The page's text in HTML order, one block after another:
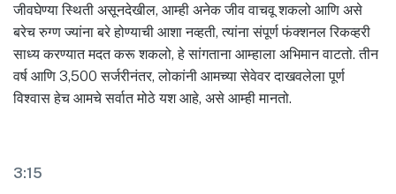
जीवघेण्या स्थिती असूनदेखील, आम्ही अनेक जीव वाचवू शकलो आणि असे
बरेच रुग्ण ज्यांना बरे होण्याची आशा नव्हती, त्यांना संपूर्ण फंक्शनल रिकव्हरी
साध्य करण्यात मदत करू शकलो, हे सांगताना आम्हाला अभिमान वाटतो. तीन
वर्ष आणि 3,500 सर्जरीनंतर, लोकांनी आमच्या सेवेवर दाखवलेला पूर्ण
विश्वास हेच आमचे सर्वात मोठे यश आहे, असे आम्ही मानतो.
3:15